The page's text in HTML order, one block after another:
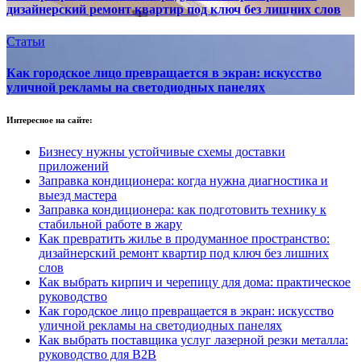
дизайнерский ремонт квартир под ключ без лишних слов
Статьи
Как городское лицо превращается в экран: искусство
уличной рекламы на светодиодных панелях
Интересное на сайте:
Бизнесу нужны устойчивые схемы доставки
приложений
Заправка кондиционера: когда нужна диагностика и
выезд мастера
Заправка кондиционера: как подготовить технику к
стабильной работе в жару
Как превратить жилье в продуманное пространство:
дизайнерский ремонт квартир под ключ без лишних
слов
Как выбрать кирпич и черепицу для дома: практическое
руководство
Как городское лицо превращается в экран: искусство
уличной рекламы на светодиодных панелях
Как выбрать поставщика услуг лазерной резки металла:
руководство для B2B